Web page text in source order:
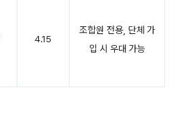
4.15
조합원 전용, 단체 가
입 시 우대 가능